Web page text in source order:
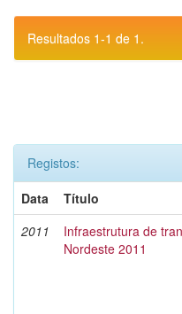
Resultados 1-1 de 1.
Registos:
Data
Título
2011
Infraestrutura de
Nordeste 2011